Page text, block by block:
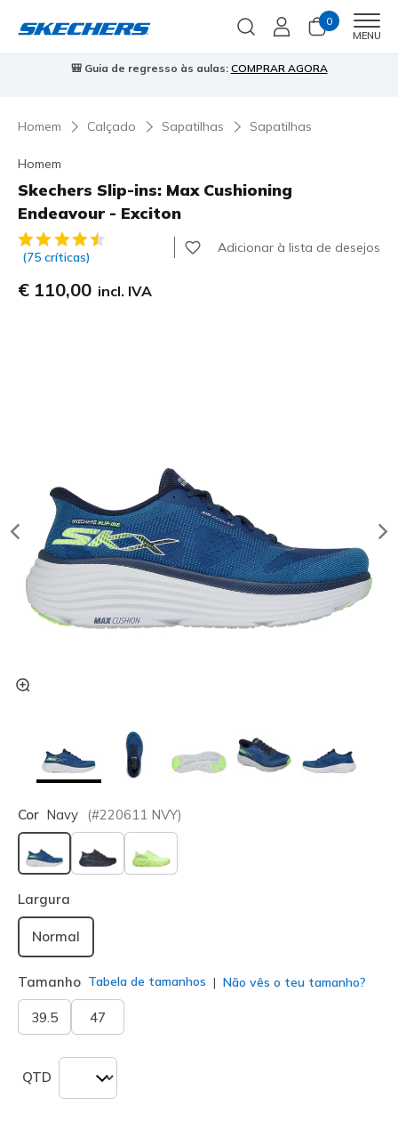
0
MENU
COMPRAR AGORA ⭐Skechers VIP:45 dias de
Homem Calçado Sapatilhas Sapatilhas
Homem
Skechers Slip-ins: Max Cushioning
Endeavour - Exciton
3$1 de 5 – Classificação do cliente
(75 críticas)
Adicionar à lista de desejos
€ 110,00 incl. IVA
Cor Navy (#220611 NVY)
selecionado
Largura
Normal
Tamanho Tabela de tamanhos Não vês o teu tamanho?
39.5 47
QTD